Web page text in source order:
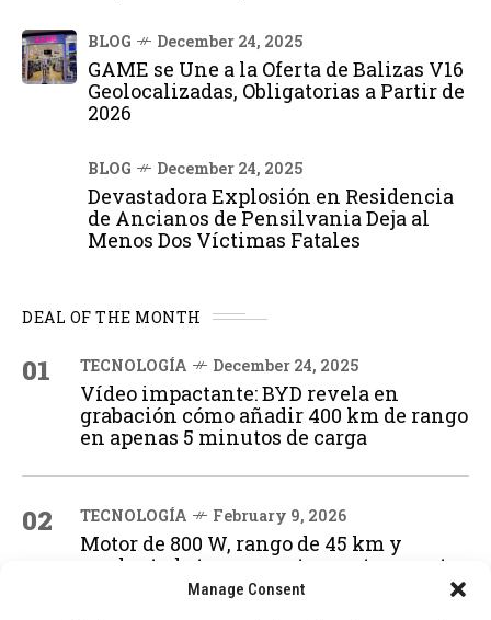
Manage Consent
BLOG December 24, 2025
GAME se Une a la Oferta de Balizas V16
Geolocalizadas, Obligatorias a Partir de
2026
BLOG December 24, 2025
Devastadora Explosión en Residencia
de Ancianos de Pensilvania Deja al
Menos Dos Víctimas Fatales
DEAL OF THE MONTH
01 TECNOLOGÍA December 24, 2025
Vídeo impactante: BYD revela en
grabación cómo añadir 400 km de rango
en apenas 5 minutos de carga
02 TECNOLOGÍA February 9, 2026
Motor de 800 W, rango de 45 km y
ruedas todo terreno: este scooter cuesta
solo 300 euros y representa una